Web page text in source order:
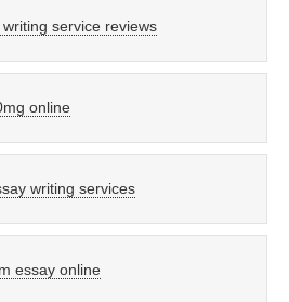
service reviews
online
writing services
essay online